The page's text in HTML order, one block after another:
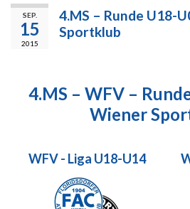
SEP.
15
2015
4.MS – Runde U18-
Sportklub
4.MS – WFV –
Wiener
WFV - Liga U18-U14